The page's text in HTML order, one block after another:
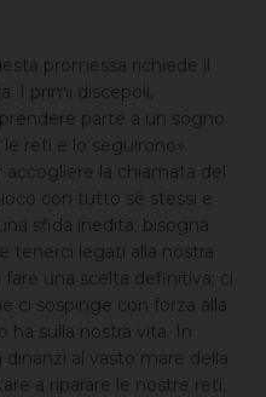
promessa richiede il
I primi discepoli,
parte a un sogno
reti e lo seguirono»
accogliere la chiamata del
con tutto sé stessi e
sfida inedita; bisogna
tenerci legati alla nostra
una scelta definitiva; ci
ci sospinge con forza alla
sulla nostra vita. In
al vasto mare della
a riparare le nostre reti,